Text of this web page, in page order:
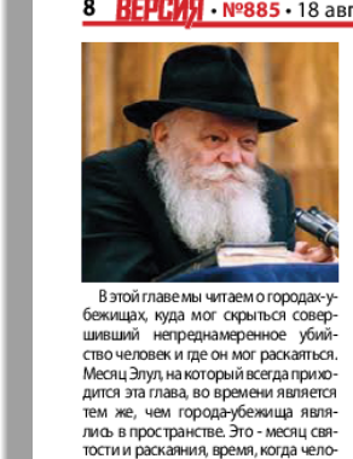
897
1
❬ Апельсин
МК-Германия
планета мнений
Новые Земляки
Panorama-mir